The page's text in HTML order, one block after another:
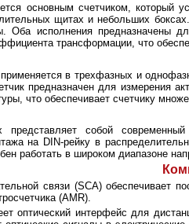
основным счетчиком, который
щитах и небольших
Оба исполнения предназначены
трансформации, что
в трехфазных и
предназначен для измерения
что обеспечивает счетчику
представляет собой
на DIN-рейку в
работать в широком диапазоне
связи (SCA) обеспечивает
(AMR).
оптический интерфейс для